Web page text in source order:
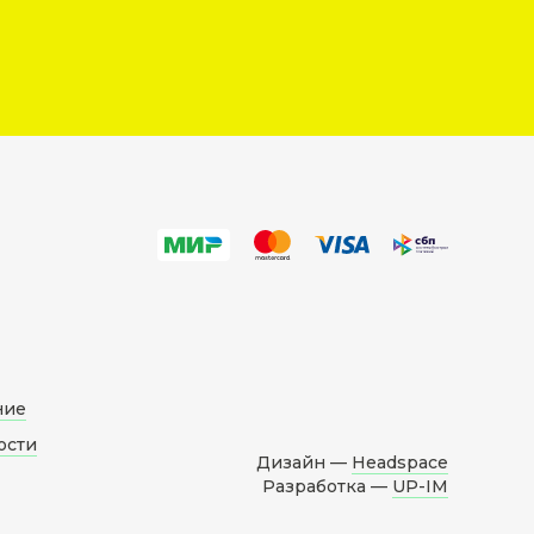
Дизайн — Headspace
Разработка — UP-IM